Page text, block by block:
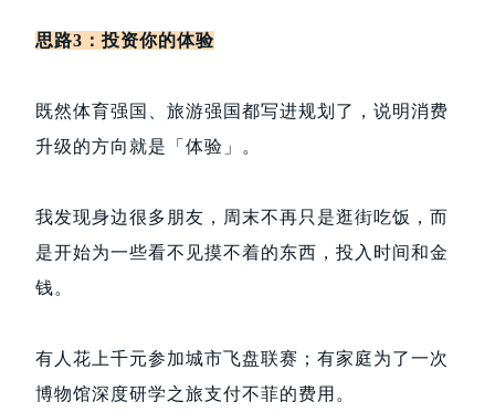
思路3：投资你的体验
既然体育强国、旅游强国都写进规划了，说明消费
升级的方向就是「体验」。
我发现身边很多朋友，周末不再只是逛街吃饭，而
是开始为一些看不见摸不着的东西，投入时间和金
钱。
有人花上千元参加城市飞盘联赛；有家庭为了一次
博物馆深度研学之旅支付不菲的费用。